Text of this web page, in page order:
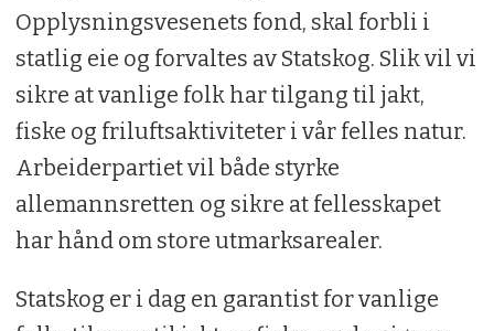
Opplysningsvesenets fond, skal forbli i
statlig eie og forvaltes av Statskog. Slik vil vi
sikre at vanlige folk har tilgang til jakt,
fiske og friluftsaktiviteter i vår felles natur.
Arbeiderpartiet vil både styrke
allemannsretten og sikre at fellesskapet
har hånd om store utmarksarealer.
Statskog er i dag en garantist for vanlige